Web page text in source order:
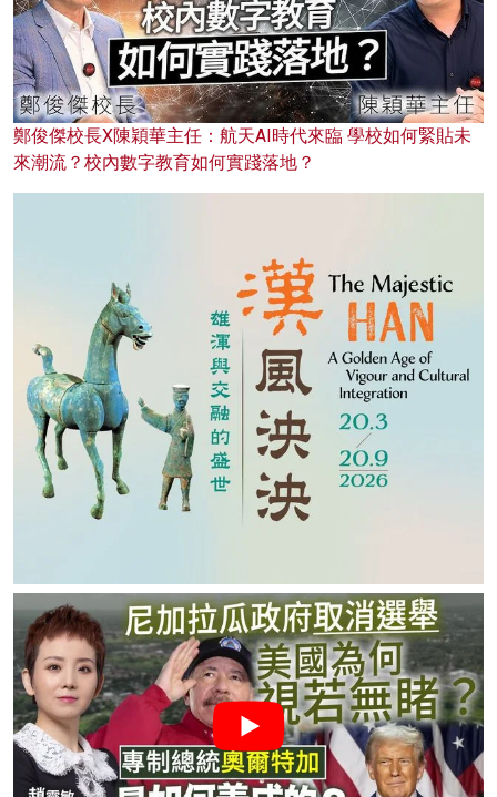
鄭俊傑校長X陳穎華主任：航天AI時代來臨 學校如何緊貼未
來潮流？校內數字教育如何實踐落地？